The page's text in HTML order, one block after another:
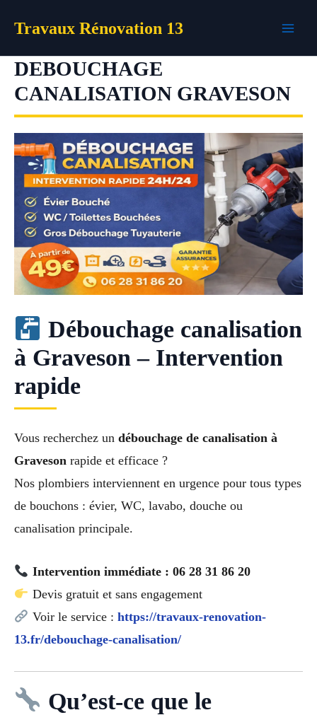
Travaux Rénovation 13
DEBOUCHAGE
CANALISATION GRAVESON
Débouchage canalisation
à Graveson – Intervention
rapide
Vous recherchez un débouchage de canalisation à
Graveson rapide et efficace ?
Nos plombiers interviennent en urgence pour tous types
de bouchons : évier, WC, lavabo, douche ou
canalisation principale.
Intervention immédiate : 06 28 31 86 20
Devis gratuit et sans engagement
Voir le service : https://travaux-renovation-
13.fr/debouchage-canalisation/
Qu’est-ce que le